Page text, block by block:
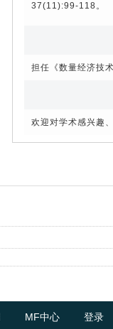
37(11):99-118。
担任《数量经济技
欢迎对学术感兴趣
MF中心 登录